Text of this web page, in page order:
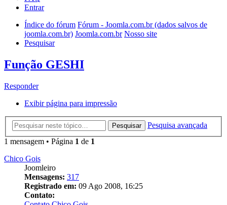
Entrar
Índice do fórum Fórum - Joomla.com.br (dados salvos de
joomla.com.br) Joomla.com.br Nosso site
Pesquisar
Função GESHI
Responder
Exibir página para impressão
Pesquisar
Pesquisa avançada
1 mensagem • Página 1 de 1
Chico Gois
Joomleiro
Mensagens: 317
Registrado em: 09 Ago 2008, 16:25
Contato: